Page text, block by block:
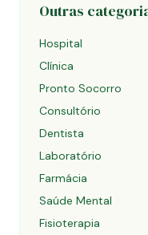
Outras
Hospital
Clínica
Pronto Socorro
Consultório
Dentista
Laboratório
Farmácia
Saúde Mental
Fisioterapia